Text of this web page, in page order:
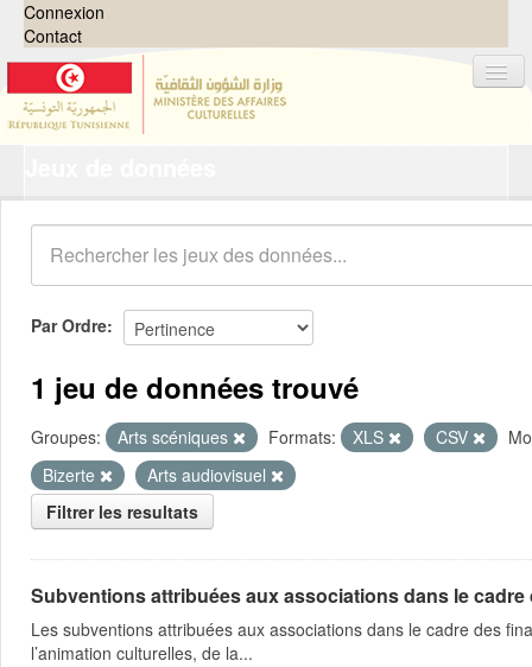
Connexion
Contact
Organisations
Groupes
Demandes 0
À propos
Par Ordre
1 jeu de données trouvé
Groupes: Arts scéniques Formats: XLS CSV
Bizerte
Arts audiovisuel
Filtrer les resultats
Subventions attribuées aux associations dans le
Les subventions attribuées aux associations dans le cadre des
l’animation culturelles, de la...